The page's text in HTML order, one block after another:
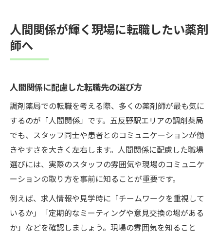
人間関係が輝く現場に転職したい薬剤
師へ
人間関係に配慮した転職先の選び方
調剤薬局での転職を考える際、多くの薬剤師が最も気に
するのが「人間関係」です。五反野駅エリアの調剤薬局
でも、スタッフ同士や患者とのコミュニケーションが働
きやすさを大きく左右します。人間関係に配慮した職場
選びには、実際のスタッフの雰囲気や現場のコミュニケ
ーションの取り方を事前に知ることが重要です。
例えば、求人情報や見学時に「チームワークを重視して
いるか」「定期的なミーティングや意見交換の場がある
か」などを確認しましょう。現場の雰囲気を知ること